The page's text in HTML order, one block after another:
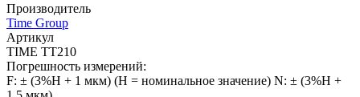
Производитель
Time Group
Артикул
TIME TT210
Погрешность измерений:
F: ± (3%Н + 1 мкм) (Н = номинальное значение) N: ± (3%Н +